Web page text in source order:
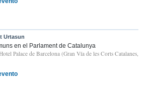
Urtasun
en el Parlament de Catalunya
Palace de Barcelona (Gran Vía de les Corts Catalanes,